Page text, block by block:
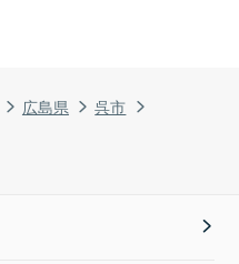
広島県
呉市